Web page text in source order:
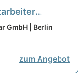
GmbH | Berlin
zum Angebot